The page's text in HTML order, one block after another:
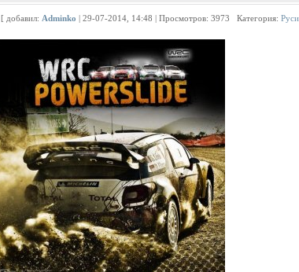
[ добавил: Adminko | 29-07-2014, 14:48 | Просмотров: 3973 Категория: